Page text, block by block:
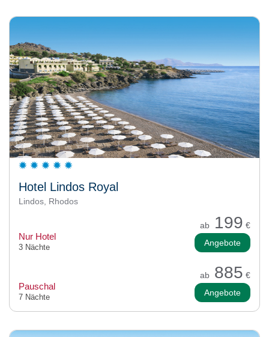
Hotel Lindos Royal
Lindos, Rhodos
ab 199 €
Nur Hotel
3 Nächte Angebote
ab 885 €
Pauschal
7 Nächte Angebote